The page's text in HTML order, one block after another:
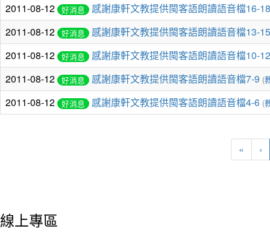
2011-08-12 好消息
感謝康軒文教提供閩客語朗讀語音檔16-18
2011-08-12 好消息
感謝康軒文教提供閩客語朗讀語音檔13-15
2011-08-12 好消息
感謝康軒文教提供閩客語朗讀語音檔10-12
2011-08-12 好消息 感謝康軒文教提供閩客語朗讀語音檔7-9 (
2011-08-12 好消息 感謝康軒文教提供閩客語朗讀語音檔4-6 (
« ‹
線上專區